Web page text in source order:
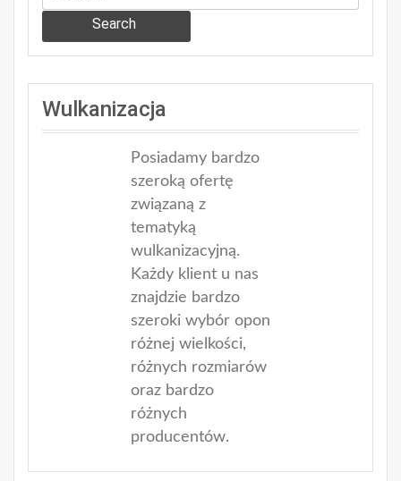
Search
Wulkanizacja
Posiadamy bardzo
szeroką ofertę
związaną z
tematyką
wulkanizacyjną.
Każdy klient u nas
znajdzie bardzo
szeroki wybór opon
różnej wielkości,
różnych rozmiarów
oraz bardzo
różnych
producentów.